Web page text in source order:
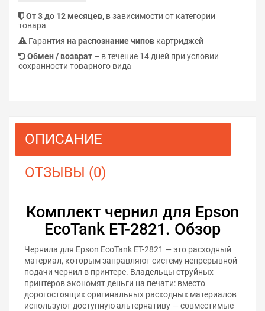
От 3 до 12 месяцев, в зависимости от категории
товара
Гарантия на распознание чипов картриджей
Обмен / возврат – в течение 14 дней при условии
сохранности товарного вида
ОПИСАНИЕ
ОТЗЫВЫ (0)
Комплект чернил для Epson
EcoTank ET-2821. Обзор
Чернила для Epson EcoTank ET-2821 — это расходный
материал, которым заправляют систему непрерывной
подачи чернил в принтере. Владельцы струйных
принтеров экономят деньги на печати: вместо
дорогостоящих оригинальных расходных материалов
используют доступную альтернативу — совместимые